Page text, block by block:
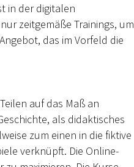
in der digitalen
zeitgemäße Trainings, um
das im Vorfeld die
auf das Maß an
als didaktisches
zum einen in die fiktive
verknüpft. Die Online-